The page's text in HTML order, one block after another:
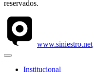
reservados.
www.siniestro.net
Institucional